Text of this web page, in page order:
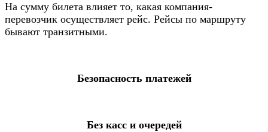
На сумму билета влияет то, какая компания-
перевозчик осуществляет рейс. Рейсы по маршруту
бывают транзитными.
Безопасность платежей
Без касс и очередей